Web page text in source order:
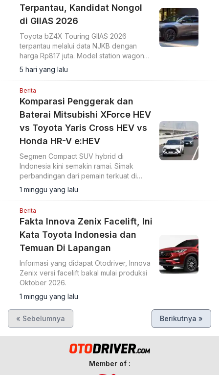
Terpantau, Kandidat Nongol
di GIIAS 2026
Toyota bZ4X Touring GIIAS 2026
terpantau melalui data NJKB dengan
harga Rp817 juta. Model station wagon
EV ini diperkirakan akan diperkenalkan
di ajang otomotif tersebut.
5 hari yang lalu
Berita
Komparasi Penggerak dan
Baterai Mitsubishi XForce HEV
vs Toyota Yaris Cross HEV vs
Honda HR-V e:HEV
Segmen Compact SUV hybrid di
Indonesia kini semakin ramai. Simak
perbandingan dari pemain terkuat di
kelasnya.
1 minggu yang lalu
Berita
Fakta Innova Zenix Facelift, Ini
Kata Toyota Indonesia dan
Temuan Di Lapangan
Informasi yang didapat Otodriver, Innova
Zenix versi facelift bakal mulai produksi
Oktober 2026.
1 minggu yang lalu
« Sebelumnya Berikutnya »
Member of :